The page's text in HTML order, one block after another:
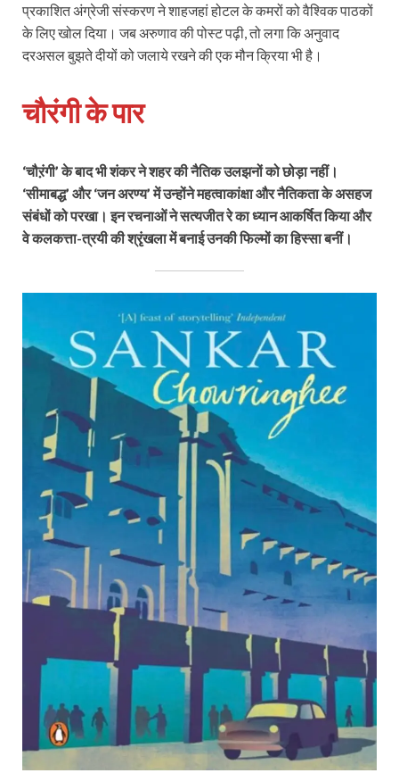
प्रकाशित अंग्रेजी संस्करण ने शाहजहां होटल के कमरों को वैश्विक पाठकों
के लिए खोल दिया। जब अरुणाव की पोस्ट पढ़ी, तो लगा कि अनुवाद
दरअसल बुझते दीयों को जलाये रखने की एक मौन क्रिया भी है।
चौरंगी के पार
‘चौऱंगी’ के बाद भी शंकर ने शहर की नैतिक उलझनों को छोड़ा नहीं।
‘सीमाबद्ध’ और ‘जन अरण्य’ में उन्होंने महत्वाकांक्षा और नैतिकता के असहज
संबंधों को परखा। इन रचनाओं ने सत्यजीत रे का ध्यान आकर्षित किया और
वे कलकत्ता-त्रयी की श्रृंखला में बनाई उनकी फिल्‍मों का हिस्सा बनीं।